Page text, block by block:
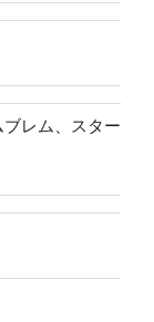
レム、スター